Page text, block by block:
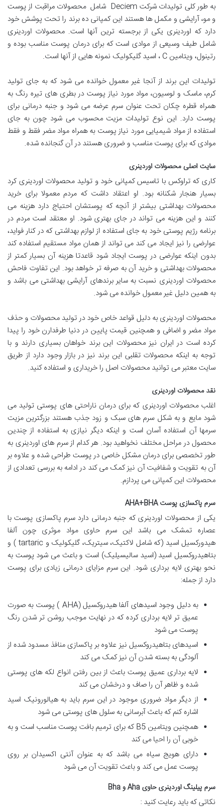
به طور کلی تولیدات شرکت Deciem شامل محصولات مراقبت از پوست
و مو، آرایشی و مکمل ها هستند این کمپانی ده برند را تحت پوشش خود
دارد که اوردینری یکی از برجسته ترین آنها است. محصولات اوردینری
شامل طیف وسیعی از موادی است که برای درمان پوست مناسب بوده و
رتینول، ویتامین C ، اسید گلیکولیک نمونه هایی از آنها است.
تولیدات این برند از آنجا غیر معمول خوانده می شود که به جای تولید
کرم، ماسک و لوسیون، مواد مورد نیاز پوست در بطری های تیره رنگ به
همراه قطره چکان تحت عنوان سرم عرضه می شود و جنبه درمانی برای
پوست دارد. این نوع تولیدات مزیت محسوب می شود چون به جای
استفاده از مواد شیمیایی مورد نیاز پوست به همراه مواد مضر فقط و فقط
موادی که برای پوست مناسب و ضروری هستند در آن گنجانده شده.
سایت اصلی محصولات اوردینری
کاری که تراوکس با تاسیس کمپانی خود و تولید محصولات اوردینری کرد
بسیار هنجار شکنانه بود. او اعتقاد داشت که مردم معمولا برای خرید
محصولات بهداشتی بیشتر از آنچه که پوستشان احتیاج دارد هزینه می
کنند و این هزینه می تواند در جای بهتری شود. او معتقد است مردم در
برنامه رژیم پوستی خود به جای استفاده از لوازم بهداشتی که در کنار فواید،
عوارضی را نیز ایجاد می کند می تواند از همان مواد مستقیم استفاده کند
بدون اینکه عوارضی در پوست ایجاد شود قاعدتا هزینه آن بسیار کمتر از
محصولات بهداشتی و خرید آن به صرفه تر خواهد بود. این تفاوت فاحش
محصولات اوردینری نسبت به سایر برندهای آرایشی بهداشتی می باشد و
به همین دلیل غیر معمول خوانده می شود.
محصولات اوردینری به دلیل قواعد خاص خود در تولید محصولات و حذف
مواد مضر و اضافی و همچنین قیمت پایین در دنیا طرفدارن خود را پیدا
کرده است در ایران نیز محصولات این برند خواهان بسیاری دارند و با
توجه به اینکه محصولات تقلبی این برند نیز در بازار وجود دارد از طریق
سایت معتبر می توانید محصولات اصل را خریداری و استفاده کنید.
نقد محصولات اوردینری
اغلب محصولات اوردینری که برای درمان ناراحتی های پوستی تولید می
شود مایع و به شکل سرم های سبک و زود جذب هستند بزرگترین مزیت
سرمها آن استفاده آسان است و اینکه دیگر نیازی به استفاده از چندین
محصول در مراحل مختلف نخواهید بود. هر کدام از سرم های اوردینری به
طور تخصصی برای درمان مشکل خاصی در پوست طراحی شده و علاوه بر
آن به تقویت و شفافیت آن نیز کمک می کند در ادامه به بررسی تعدادی از
محصولات این کمپانی می پردازم.
سرم پاکسازی پوست AHA+BHA
یکی از محصولات اوردینری که جنبه درمانی دارد سرم پاکسازی پوست با
عصاره تمشک می باشد این سرم حاوی مواد موثری چون آلفا
هیدورکسیل اسید (که شامل لاکتیک، سیتریک، گلیکولیک و tartaric ) و
بتاهیدروکسیل اسید (اسید سالیسیلیک) است و باعث می شود پوست به
نحو بهتری لایه برداری شود. این سرم مزایای درمانی زیادی برای پوست
دارد از جمله:
به دلیل وجود اسیدهای آلفا هیدروکسیل (AHA ) پوست به صورت
عمیق تر لایه برداری کرده که در نهایت موجب روشن تر شدن رنگ
پوست می شود
اسیدهای بتاهیدروکسیل نیز علاوه بر پاکسازی منافذ مسدود شده از
آلودگی به بسته شدن آن نیز کمک می کند
لایه برداری عمیق پوست باعث از بین رفتن انواع لکه های پوستی
شده و ظاهر آن را صاف و درخشان می کند
از دیگر مواد ضروری موجود در این سرم باید به هیالورونیک اسید
اشاره کنم که باعث آبرسانی به سلول های پوستی می شود
همچنین ویتامین B5 که برای ترمیم بافت پوست مناسب است و به
خوبی آن را احیا می کند
دارای هویج سیاه می باشد که به عنوان آنتی اکسیدان بر روی
پوست عمل می کند و باعث تقویت آن می شود
سرم پیلینگ اوردینری حاوی Aha و Bha
نکاتی که باید رعایت کنید :